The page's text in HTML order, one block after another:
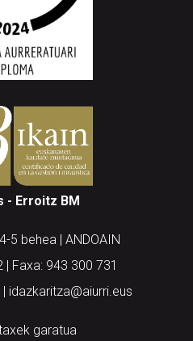
- Erroitz BM
5 behea | ANDOAIN
| Faxa: 943 300 731
idazkaritza@aiurri.eus
garatua